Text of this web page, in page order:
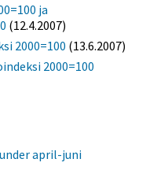
ja
(12.4.2007)
2000=100 (13.6.2007)
2000=100
april-juni